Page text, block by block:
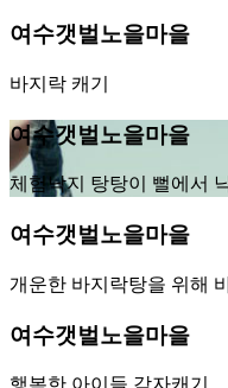
여수갯벌노을마을
바지락 캐기
여수갯벌노을마을
체험낙지 탕탕이 뻘에서
여수갯벌노을마을
개운한 바지락탕을 위해
여수갯벌노을마을